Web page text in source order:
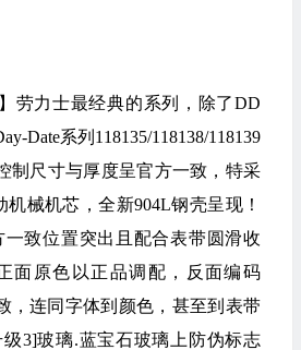
劳力士最经典的系列，除了DD
Date系列118135/118138/118139
制尺寸与厚度呈官方一致，特采
机械机芯，全新904L钢壳呈现！
致位置突出且配合表带圆滑收
面原色以正品调配，反面编码
，连同字体到颜色，甚至到表带
3]玻璃.蓝宝石玻璃上防伪标志